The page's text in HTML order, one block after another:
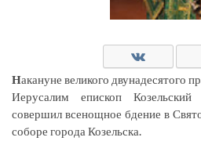
Накануне великого двунадесятого
Иерусалим епископ
совершил всенощное бдение в
соборе города Козельска.